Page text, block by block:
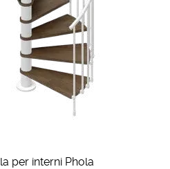
per interni Phola